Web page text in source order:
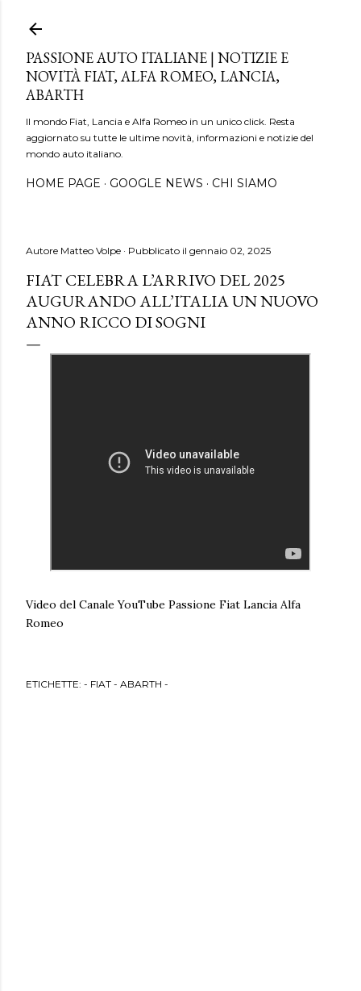
PASSIONE AUTO ITALIANE | NOTIZIE E
NOVITÀ FIAT, ALFA ROMEO, LANCIA,
ABARTH
Il mondo Fiat, Lancia e Alfa Romeo in un unico click. Resta
aggiornato su tutte le ultime novità, informazioni e notizie del
mondo auto italiano.
HOME PAGE GOOGLE NEWS CHI SIAMO
Autore Matteo Volpe Pubblicato il gennaio 02, 2025
FIAT CELEBRA L’ARRIVO DEL 2025
AUGURANDO ALL’ITALIA UN NUOVO
ANNO RICCO DI SOGNI
Video del Canale YouTube Passione Fiat Lancia Alfa
Romeo
ETICHETTE: - FIAT - ABARTH -